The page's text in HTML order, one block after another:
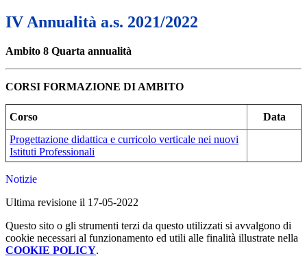
IV Annualità a.s. 2021/2022
Ambito 8 Quarta annualità
CORSI FORMAZIONE DI AMBITO
Corso
Data
Progettazione didattica e curricolo verticale nei nuovi
Istituti Professionali
Notizie
Ultima revisione il 17-05-2022
Questo sito o gli strumenti terzi da questo utilizzati si avvalgono di
cookie necessari al funzionamento ed utili alle finalità illustrate nella
COOKIE POLICY.